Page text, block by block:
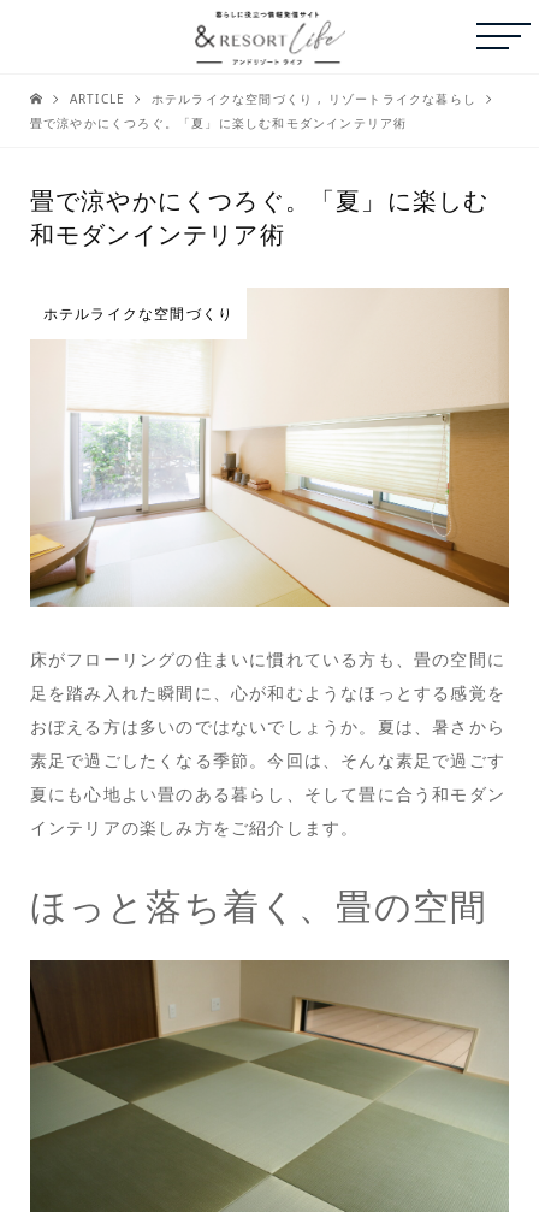
ARTICLE ホテルライクな空間づくり ,
リゾートライクな暮らし
畳で涼やかにくつろぐ。「夏」に楽しむ和モダンインテリア術
畳で涼やかにくつろぐ。「夏」に楽しむ
和モダンインテリア術
ホテルライクな空間づくり
床がフローリングの住まいに慣れている方も、畳の空間に
足を踏み入れた瞬間に、心が和むようなほっとする感覚を
おぼえる方は多いのではないでしょうか。夏は、暑さから
素足で過ごしたくなる季節。今回は、そんな素足で過ごす
夏にも心地よい畳のある暮らし、そして畳に合う和モダン
インテリアの楽しみ方をご紹介します。
ほっと落ち着く、畳の空間